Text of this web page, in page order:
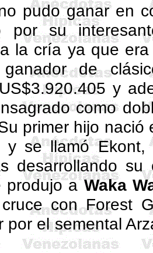
pudo ganar en
por su
la cría ya que
de
y
como
primer hijo nació
y se llamóEkont,
desarrollando
produjo aWaka
conForest
por el semental